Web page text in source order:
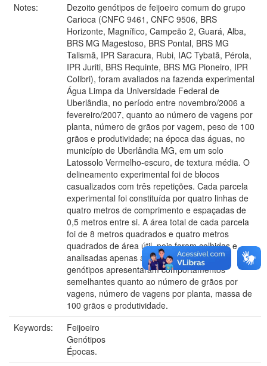
Notes:
Dezoito genótipos de feijoeiro comum do grupo
Carioca (CNFC 9461, CNFC 9506, BRS
Horizonte, Magnífico, Campeão 2, Guará, Alba,
BRS MG Magestoso, BRS Pontal, BRS MG
Talismã, IPR Saracura, Rubi, IAC Tybatã, Pérola,
IPR Juriti, BRS Requinte, BRS MG Pioneiro, IPR
Colibri), foram avaliados na fazenda experimental
Água Limpa da Universidade Federal de
Uberlândia, no período entre novembro/2006 a
fevereiro/2007, quanto ao número de vagens por
planta, número de grãos por vagem, peso de 100
grãos e produtividade; na época das águas, no
município de Uberlândia MG, em um solo
Latossolo Vermelho-escuro, de textura média. O
delineamento experimental foi de blocos
casualizados com três repetições. Cada parcela
experimental foi constituída por quatro linhas de
quatro metros de comprimento e espaçadas de
0,5 metros entre si. A área total de cada parcela
foi de 8 metros quadrados e quatro metros
quadrados de área útil, pois foram colhidas e
analisadas apenas as 2 linhas centrais. Os
genótipos apresentaram comportamentos
semelhantes quanto ao número de grãos por
vagens, número de vagens por planta, massa de
100 grãos e produtividade.
Keywords:
Feijoeiro
Genótipos
Épocas.